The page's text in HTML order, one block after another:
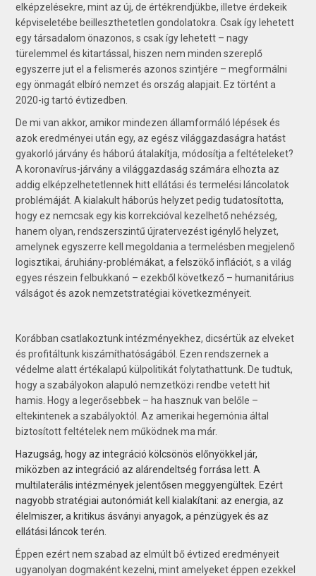
elképzelésekre, mint az új, de értékrendjükbe, illetve érdekeik
képviseletébe beilleszthetetlen gondolatokra. Csak így lehetett
egy társadalom önazonos, s csak így lehetett – nagy
türelemmel és kitartással, hiszen nem minden szereplő
egyszerre jut el a felismerés azonos szintjére – megformálni
egy önmagát elbíró nemzet és ország alapjait. Ez történt a
2020-ig tartó évtizedben.
De mi van akkor, amikor mindezen államformáló lépések és
azok eredményei után egy, az egész világgazdaságra hatást
gyakorló járvány és háború átalakítja, módosítja a feltételeket?
A koronavírus-járvány a világgazdaság számára elhozta az
addig elképzelhetetlennek hitt ellátási és termelési láncolatok
problémáját. A kialakult háborús helyzet pedig tudatosította,
hogy ez nemcsak egy kis korrekcióval kezelhető nehézség,
hanem olyan, rendszerszintű újratervezést igénylő helyzet,
amelynek egyszerre kell megoldania a termelésben megjelenő
logisztikai, áruhiány-problémákat, a felszökő inflációt, s a világ
egyes részein felbukkanó – ezekből következő – humanitárius
válságot és azok nemzetstratégiai következményeit.
Korábban csatlakoztunk intézményekhez, dicsértük az elveket
és profitáltunk kiszámíthatóságából. Ezen rendszernek a
védelme alatt értékalapú külpolitikát folytathattunk. De tudtuk,
hogy a szabályokon alapuló nemzetközi rendbe vetett hit
hamis. Hogy a legerősebbek – ha hasznuk van belőle –
eltekintenek a szabályoktól. Az amerikai hegemónia által
biztosított feltételek nem működnek ma már.
Hazugság, hogy az integráció kölcsönös előnyökkel jár,
miközben az integráció az alárendeltség forrása lett. A
multilaterális intézmények jelentősen meggyengültek. Ezért
nagyobb stratégiai autonómiát kell kialakítani: az energia, az
élelmiszer, a kritikus ásványi anyagok, a pénzügyek és az
ellátási láncok terén.
Éppen ezért nem szabad az elmúlt bő évtized eredményeit
ugyanolyan dogmaként kezelni, mint amelyeket éppen ezekkel